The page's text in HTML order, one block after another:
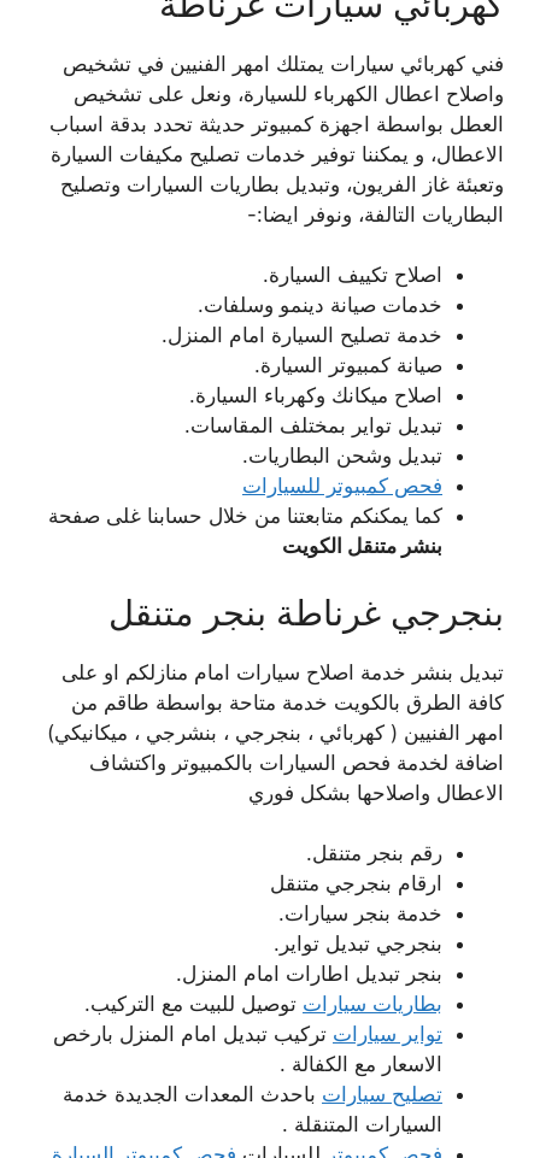
فني كهربائي سيارات يمتلك امهر الفنيين في تشخيص
واصلاح اعطال الكهرباء للسيارة، ونعل على تشخيص
العطل بواسطة اجهزة كمبيوتر حديثة تحدد بدقة اسباب
الاعطال، و يمكننا توفير خدمات تصليح مكيفات السيارة
وتعبئة غاز الفريون، وتبديل بطاريات السيارات وتصليح
البطاريات التالفة، ونوفر ايضا:-
اصلاح تكييف السيارة.
خدمات صيانة دينمو وسلفات.
خدمة تصليح السيارة امام المنزل.
صيانة كمبيوتر السيارة.
اصلاح ميكانك وكهرباء السيارة.
تبديل تواير بمختلف المقاسات.
تبديل وشحن البطاريات.
فحص كمبيوتر للسيارات
كما يمكنكم متابعتنا من خلال حسابنا غلى صفحة
بنشر متنقل الكويت
بنجرجي غرناطة بنجر متنقل
تبديل بنشر خدمة اصلاح سيارات امام منازلكم او على
كافة الطرق بالكويت خدمة متاحة بواسطة طاقم من
امهر الفنيين ( كهربائي ، بنجرجي ، بنشرجي ، ميكانيكي)
اضافة لخدمة فحص السيارات بالكمبيوتر واكتشاف
الاعطال واصلاحها بشكل فوري
رقم بنجر متنقل.
ارقام بنجرجي متنقل
خدمة بنجر سيارات.
بنجرجي تبديل تواير.
بنجر تبديل اطارات امام المنزل.
بطاريات سيارات توصيل للبيت مع التركيب.
تواير سيارات تركيب تبديل امام المنزل بارخص
الاسعار مع الكفالة .
تصليح سيارات باحدث المعدات الجديدة خدمة
السيارات المتنقلة .